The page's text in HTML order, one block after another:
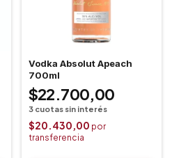
Vodka Absolut Apeach
700ml
$22.700,00
$20.430,00